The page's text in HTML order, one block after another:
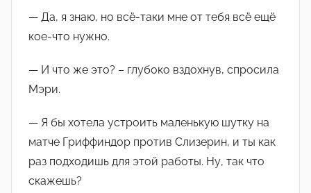
— Да, я знаю, но всё-таки мне от тебя всё ещё
кое-что нужно.
— И что же это? – глубоко вздохнув, спросила
Мэри.
— Я бы хотела устроить маленькую шутку на
матче Гриффиндор против Слизерин, и ты как
раз подходишь для этой работы. Ну, так что
скажешь?